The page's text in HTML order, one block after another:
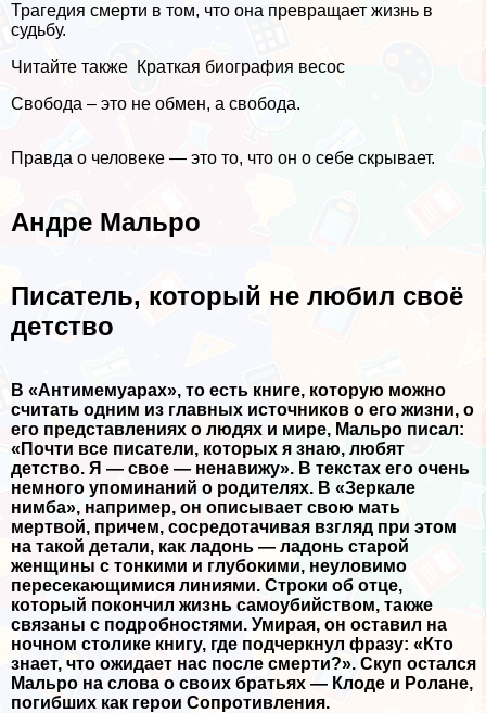
Трагедия cмepти в том, что она превращает жизнь в
судьбу.
Читайте также Краткая биография весос
Свобода – это не обмен, а свобода.
Правда о человеке — это то, что он о себе скрывает.
Андре Мальро
Писатель, который не любил своё
детство
В «Антимемуарах», то есть книге, которую можно
считать одним из главных источников о его жизни, о
его представлениях о людях и мире, Мальро писал:
«Почти все писатели, которых я знаю, любят
детство. Я — свое — ненавижу». В текстах его очень
немного упоминаний о родителях. В «Зеркале
нимба», например, он описывает свою мать
мертвой, причем, сосредотачивая взгляд при этом
на такой детали, как ладонь — ладонь старой
женщины с тонкими и глубокими, неуловимо
пересекающимися линиями. Строки об отце,
который покончил жизнь самоубийством, также
связаны с подробностями. Умирая, он оставил на
ночном столике книгу, где подчеркнул фразу: «Кто
знает, что ожидает нас после cмepти?». Скуп остался
Мальро на слова о своих братьях — Клоде и Ролане,
погибших как герои Сопротивления.